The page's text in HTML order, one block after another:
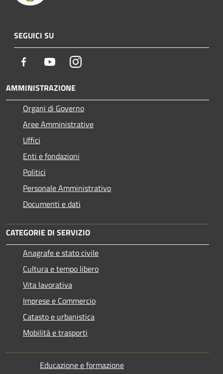
SEGUICI SU
Facebook YoutubeInstagram
AMMINISTRAZIONE
Organi di Governo
Aree Amministrative
Uffici
Enti e fondazioni
Politici
Personale Amministrativo
Documenti e dati
CATEGORIE DI SERVIZIO
Anagrafe e stato civile
Cultura e tempo libero
Vita lavorativa
Imprese e Commercio
Catasto e urbanistica
Mobilità e trasporti
Educazione e formazione